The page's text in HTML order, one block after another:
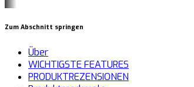
Zum Abschnitt springen
Über
WICHTIGSTE FEATURES
PRODUKTREZENSIONEN